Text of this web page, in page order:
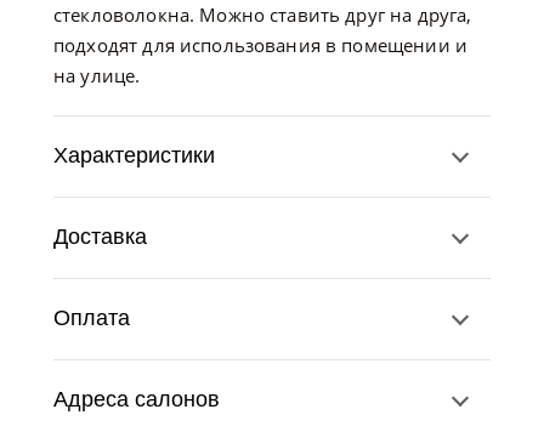
стекловолокна. Можно ставить друг на друга,
подходят для использования в помещении и
на улице.
Характеристики
Доставка
Оплата
Адреса салонов